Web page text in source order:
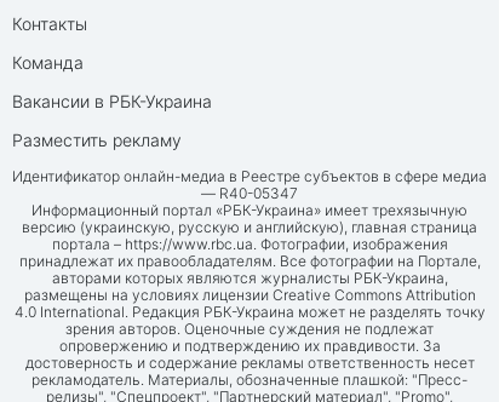
Контакты
Команда
Вакансии в РБК-Украина
Разместить рекламу
Идентификатор онлайн-медиа в Реестре субъектов в сфере медиа
— R40-05347
Информационный портал «РБК-Украина» имеет трехязычную
версию (украинскую, русскую и английскую), главная страница
портала – https://www.rbc.ua. Фотографии, изображения
принадлежат их правообладателям. Все фотографии на Портале,
авторами которых являются журналисты РБК-Украина,
размещены на условиях лицензии Creative Commons Attribution
4.0 International. Редакция РБК-Украина может не разделять точку
зрения авторов. Оценочные суждения не подлежат
опровержению и подтверждению их правдивости. За
достоверность и содержание рекламы ответственность несет
рекламодатель. Материалы, обозначенные плашкой: "Пресс-
релизы", "Спецпроект", "Партнерский материал", "Promo",